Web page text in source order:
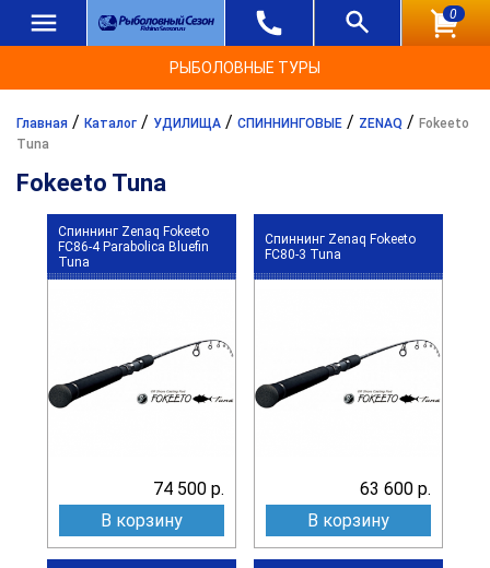
0
РЫБОЛОВНЫЕ ТУРЫ
Главная / Каталог / УДИЛИЩА / СПИННИНГОВЫЕ / ZENAQ / Fokeeto
Tuna
Fokeeto Tuna
Спиннинг Zenaq Fokeeto
FC86-4 Parabolica Bluefin
Tuna
74 500 р.
В корзину
Спиннинг Zenaq Fokeeto
FC80-3 Tuna
63 600 р.
В корзину